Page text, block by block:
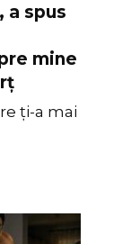
a spus
mine
ți-a mai